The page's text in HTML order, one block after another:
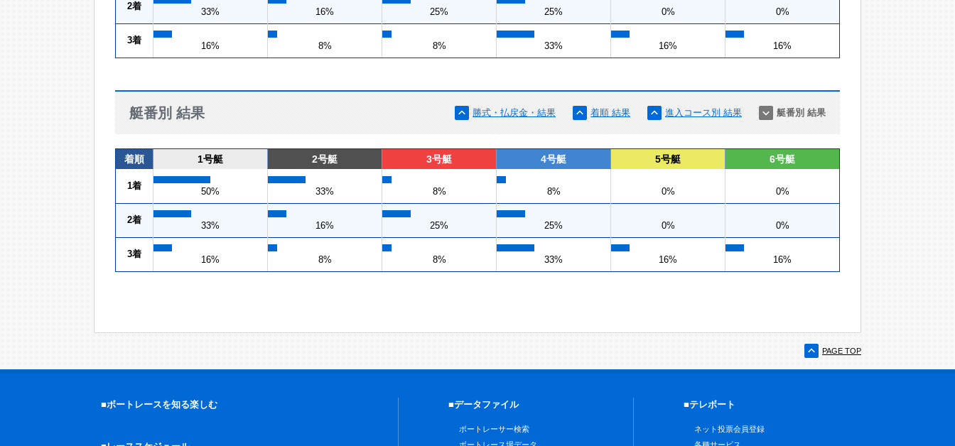
2着
33% 16% 25% 25% 0% 0%
3着
16% 8% 8% 33% 16% 16%
艇番別 結果 勝式・払戻金・結果 着順 結果 進入コース別 結果 艇番別 結果
着順 1号艇 2号艇 3号艇 4号艇 5号艇 6号艇
1着
50% 33% 8% 8% 0% 0%
2着
33% 16% 25% 25% 0% 0%
3着
16% 8% 8% 33% 16% 16%
PAGE TOP
■ボートレースを知る楽しむ ■データファイル
ボートレーサー検索
■テレボート
ネット投票会員登録